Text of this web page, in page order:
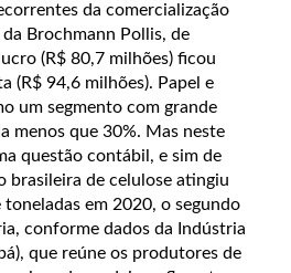
da comercialização
Brochmann Pollis, de
(R$ 80,7 milhões) ficou
(R$ 94,6 milhões). Papel e
um segmento com grande
menos que 30%. Mas neste
questão contábil, e sim de
brasileira de celulose atingiu
em 2020, o segundo
conforme dados da Indústria
que reúne os produtores de